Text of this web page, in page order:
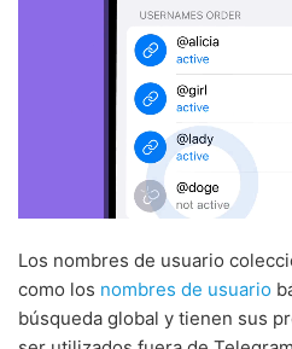
Los nombres de usuario
como los nombres de usuario
búsqueda global y tienen sus